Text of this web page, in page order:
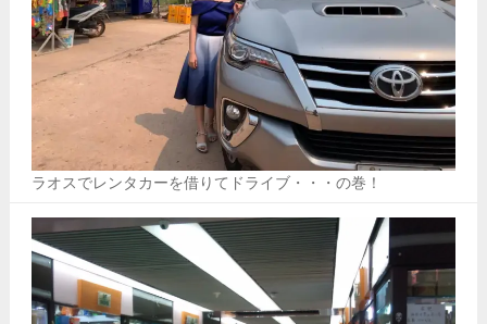
ラオスでレンタカーを借りてドライブ・・・の巻！